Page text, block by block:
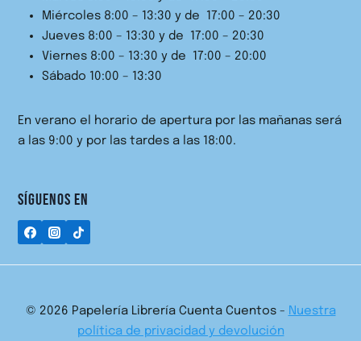
Miércoles 8:00 – 13:30 y de 17:00 – 20:30
Jueves 8:00 – 13:30 y de 17:00 – 20:30
Viernes 8:00 – 13:30 y de 17:00 – 20:00
Sábado 10:00 – 13:30
En verano el horario de apertura por las mañanas será
a las 9:00 y por las tardes a las 18:00.
SÍGUENOS EN
© 2026 Papelería Librería Cuenta Cuentos - Nuestra
política de privacidad y devolución